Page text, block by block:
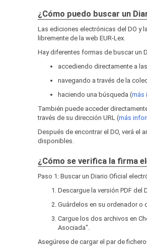
¿Cómo puedo buscar un
Las ediciones electrónicas del DO y
libremente de la web EUR‑Lex.
Hay diferentes formas de buscar un
accediendo directamente a
navegando a través de la
haciendo una búsqueda (más
También puede acceder
través de su dirección URL (más
Después de encontrar el DO, verá el
disponibles.
¿Cómo se verifica la firma
Paso 1: Buscar un Diario Oficial
Descargue la versión PDF del
Guárdelos en su ordenador o
Cargue los dos archivos en
Asociada".
Asegúrese de cargar el par de